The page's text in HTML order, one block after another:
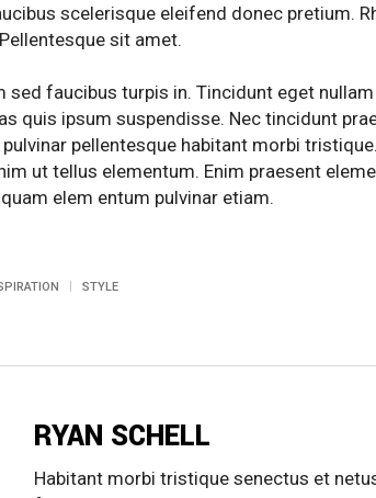
scelerisque eleifend donec pretium.
sit amet.
sed faucibus turpis in. Tincidunt eget
quis ipsum suspendisse. Nec tincidunt
pellentesque habitant morbi
ut tellus elementum. Enim praesent
elem entum pulvinar etiam.
STYLE
RYAN SCHELL
Habitant morbi tristique senectus et